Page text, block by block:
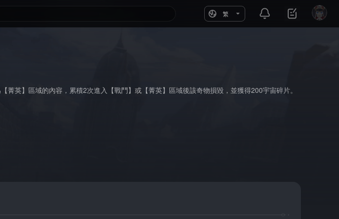
繁
菁英】區域的內容，累積2次進入【戰鬥】或【菁英】區域後該奇物損毀，並獲得200宇宙碎片。